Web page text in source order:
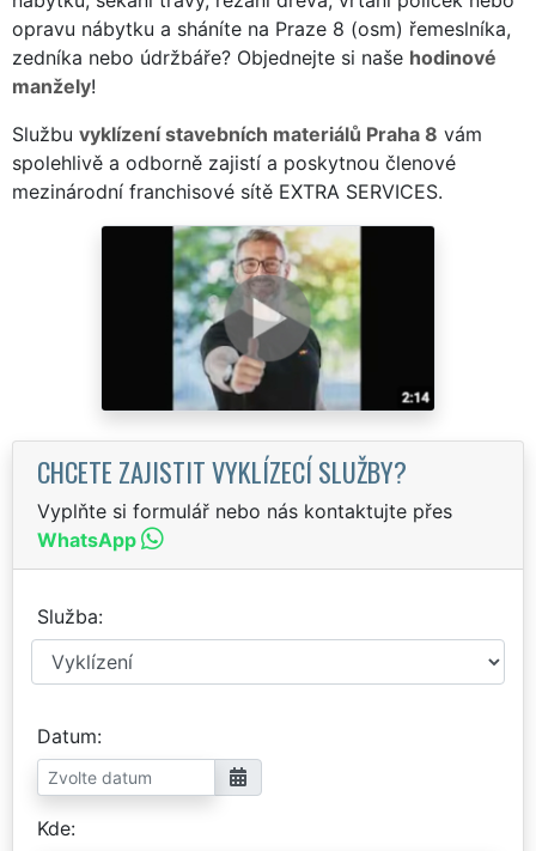
opravu nábytku a sháníte na Praze 8 (osm) řemeslníka,
zedníka nebo údržbáře? Objednejte si naše hodinové
manžely!
Službu vyklízení stavebních materiálů Praha 8 vám
spolehlivě a odborně zajistí a poskytnou členové
mezinárodní franchisové sítě EXTRA SERVICES.
CHCETE ZAJISTIT VYKLÍZECÍ SLUŽBY?
Vyplňte si formulář nebo nás kontaktujte přes
WhatsApp
Služba
Datum
Kde